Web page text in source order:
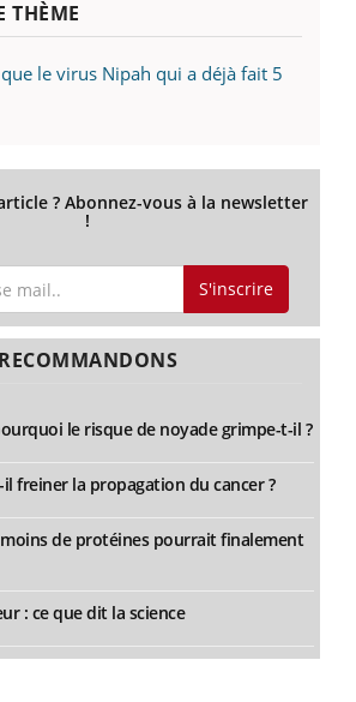
THÈME
le virus Nipah qui a déjà fait 5
? Abonnez-vous à la newsletter
!
S'inscrire
le risque de noyade grimpe-t-il ?
freiner la propagation du cancer ?
de protéines pourrait finalement
: ce que dit la science